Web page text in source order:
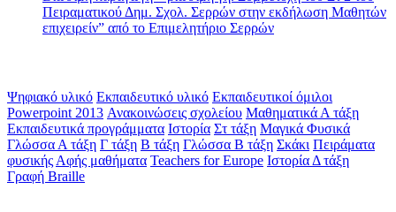
Πειραματικού Δημ. Σχολ. Σερρών στην εκδήλωση Μαθητών
επιχειρείν” από το Επιμελητήριο Σερρών
Ψηφιακό υλικό Εκπαιδευτικό υλικό Εκπαιδευτικοί όμιλοι
Powerpoint 2013 Ανακοινώσεις σχολείου Μαθηματικά Α τάξη
Εκπαιδευτικά προγράμματα Ιστορία Στ τάξη Μαγικά Φυσικά
Γλώσσα Α τάξη Γ τάξη Β τάξη Γλώσσα Β τάξη Σκάκι Πειράματα
φυσικής Αφής μαθήματα Teachers for Europe Ιστορία Δ τάξη
Γραφή Braille